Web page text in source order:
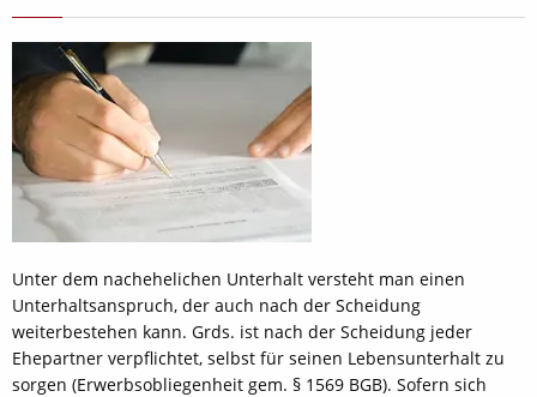
Unter dem nachehelichen Unterhalt versteht man einen
Unterhaltsanspruch, der auch nach der Scheidung
weiterbestehen kann. Grds. ist nach der Scheidung jeder
Ehepartner verpflichtet, selbst für seinen Lebensunterhalt zu
sorgen (Erwerbsobliegenheit gem. § 1569 BGB). Sofern sich